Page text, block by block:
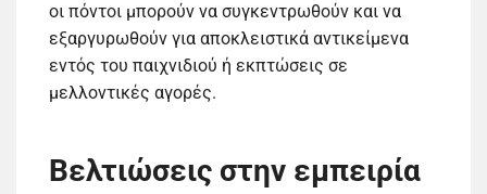
οι πόντοι μπορούν να συγκεντρωθούν και να
εξαργυρωθούν για αποκλειστικά αντικείμενα
εντός του παιχνιδιού ή εκπτώσεις σε
μελλοντικές αγορές.
Βελτιώσεις στην εμπειρία